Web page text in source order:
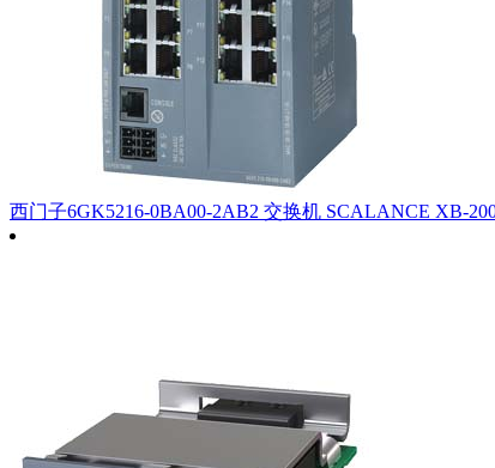
西门子6GK5216-0BA00-2AB2 交换机 SCALANCE XB-